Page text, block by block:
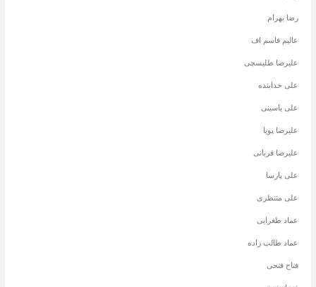
رضا بهرام
عالیم قاسم اف
علیرضا طلیسچی
علی خدابنده
علی یاسینی
علیرضا پویا
علیرضا قربانی
علی پارسا
علی منتظری
عماد طغرایی
عماد طالب زاده
فتاح فتحی